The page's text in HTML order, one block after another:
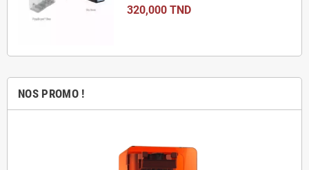
320,000 TND
NOS PROMO !